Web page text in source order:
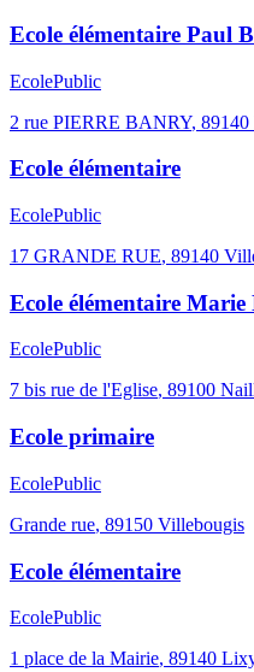
Ecole élémentaire Paul
EcolePublic
2 rue PIERRE BANRY, 89140
Ecole élémentaire
EcolePublic
17 GRANDE RUE, 89140
Ecole élémentaire
EcolePublic
7 bis rue de l'Eglise, 89100
Ecole primaire
EcolePublic
Grande rue, 89150 Villebougis
Ecole élémentaire
EcolePublic
1 place de la Mairie, 89140